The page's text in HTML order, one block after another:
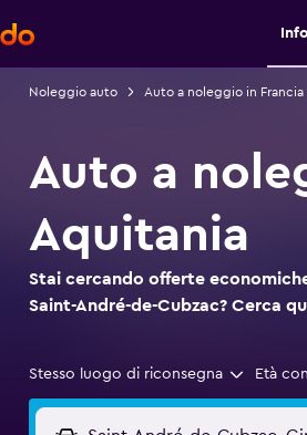
Noleggio auto Auto a noleggio in Francia
Auto a
Aquitania
Stai cercando offerte
Saint-André-de-Cubzac? Cerca
Stesso luogo di riconsegna Età